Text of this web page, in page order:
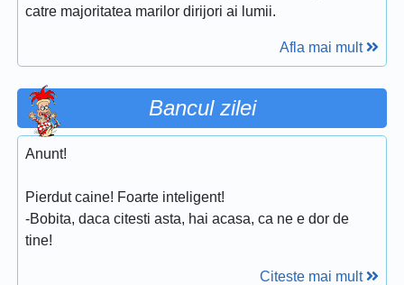
catre majoritatea marilor dirijori ai lumii.
Afla mai mult
Bancul zilei
Anunt!
Pierdut caine! Foarte inteligent!
-Bobita, daca citesti asta, hai acasa, ca ne e dor de
tine!
Citeste mai mult